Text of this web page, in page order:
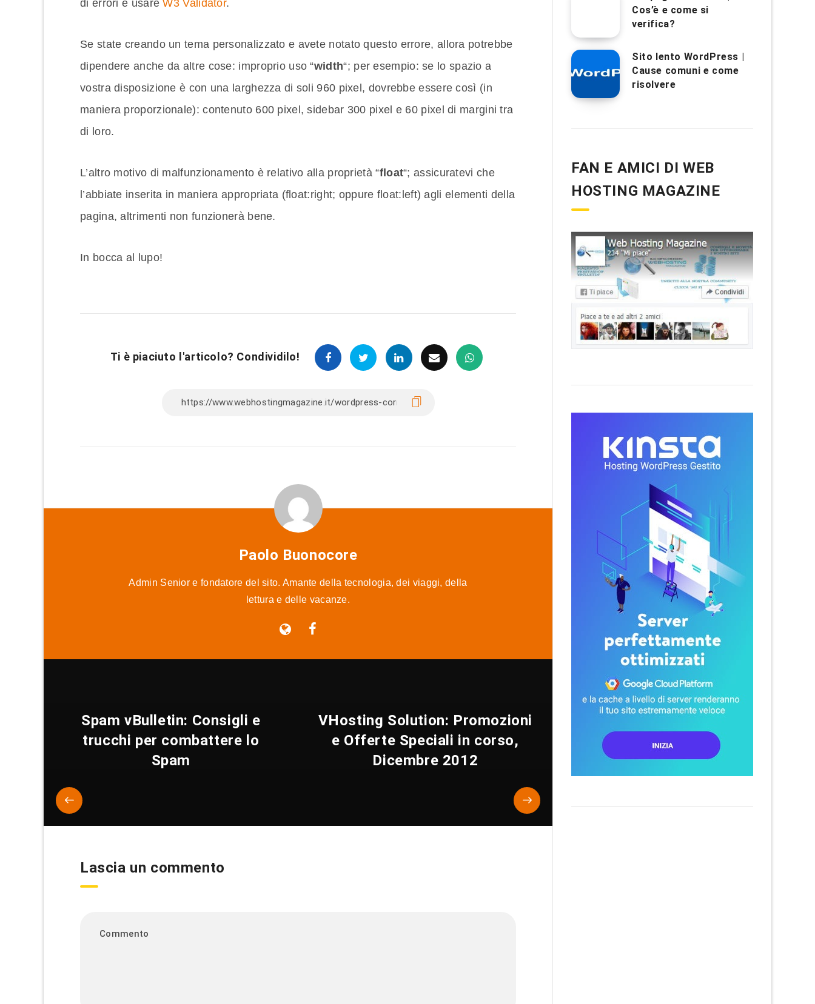
di errori è usareW3 Validator.
Se state creando un tema personalizzato e avete notato questo errore, allora potrebbe
dipendere anche da altre cose: improprio uso “width“; per esempio: se lo spazio a
vostra disposizione è con una larghezza di soli 960 pixel, dovrebbe essere così (in
maniera proporzionale): contenuto 600 pixel, sidebar 300 pixel e 60 pixel di margini tra
di loro.
L’altro motivo di malfunzionamento è relativo alla proprietà “float“; assicuratevi che
l’abbiate inserita in maniera appropriata (float:right; oppure float:left) agli elementi della
pagina, altrimenti non funzionerà bene.
In bocca al lupo!
Ti è piaciuto l'articolo? Condividilo!
Paolo Buonocore
Admin Senior e fondatore del sito. Amante della tecnologia, dei viaggi, della
lettura e delle vacanze.
Spam vBulletin: Consigli e
trucchi per combattere lo
Spam
VHosting Solution: Promozioni
e Offerte Speciali in corso,
Dicembre 2012
Lascia un commento
Cos’è e come si
verifica?
Sito lento WordPress |
Cause comuni e come
risolvere
FAN E AMICI DI WEB
HOSTING MAGAZINE